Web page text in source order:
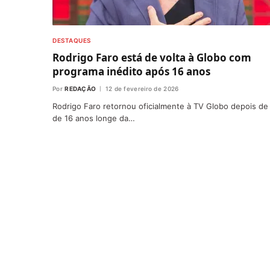
DESTAQUES
Rodrigo Faro está de volta à Globo com
programa inédito após 16 anos
Por REDAÇÃO 12 de fevereiro de 2026
Rodrigo Faro retornou oficialmente à TV Globo depois de
de 16 anos longe da…